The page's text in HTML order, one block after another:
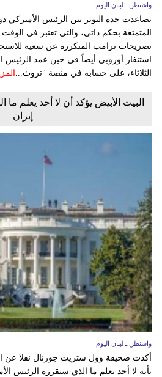
واشنطن ـ لبنان اليوم
تصاعدت حدة التوتر بين الرئيس الأميركي
المتمتعة بحكم ذاتي، والتي تعتبر في
تصريحات ترامب المتكررة عن سعيه
استنفار أوروبي أيضاً في حين عمد الرئيس
الثلاثاء، على حسابه في منصة "تروث...
البيت الأبيض يؤكد أن لا أحد يعلم
إيران
واشنطن ـ لبنان اليوم
أكدت صحيفة وول ستريت جورنال نقلا عن
بأنه لا أحد يعلم ما الذي سيقرره الرئيس